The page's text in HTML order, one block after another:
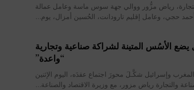
رياض مزُّور ووالي جهة سوس ماسة وعامل عمالة
أحمد حجي، وعامل إقليم تارودانت، الحُسين أمزال، يوم...
الأسُس المتينة لشراكة صناعية وتجارية
“واعدة”
وإسرائيل شكَّـلَ محورَ اجتماع عقدَه، اليوم الإثنين